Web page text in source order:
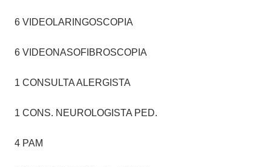
6 VIDEOLARINGOSCOPIA
6 VIDEONASOFIBROSCOPIA
1 CONSULTA ALERGISTA
1 CONS. NEUROLOGISTA PED.
4 PAM